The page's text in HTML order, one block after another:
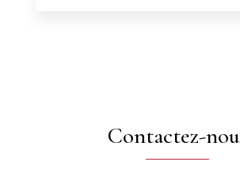
Contactez-